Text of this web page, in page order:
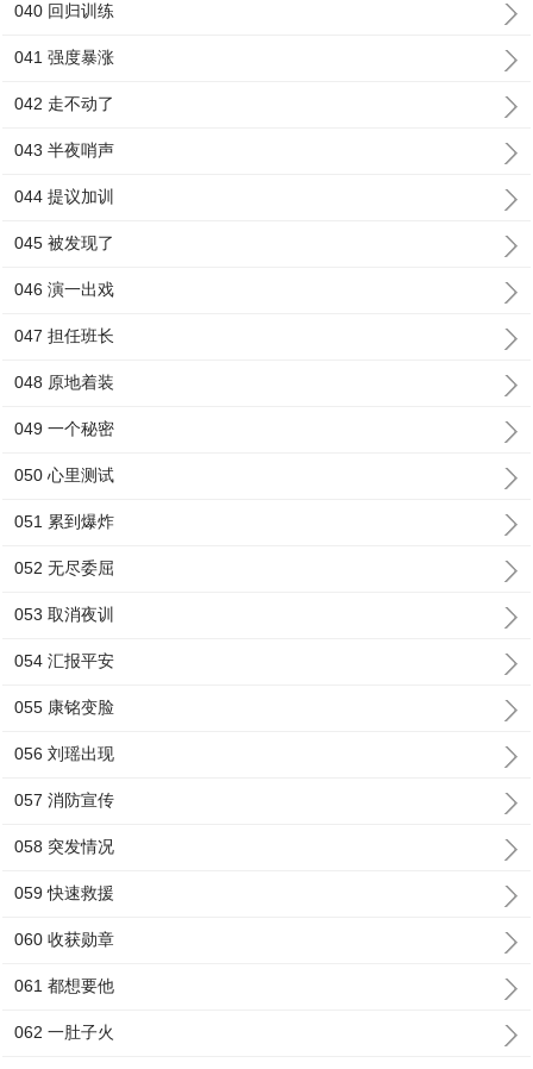
040 回归训练
041 强度暴涨
042 走不动了
043 半夜哨声
044 提议加训
045 被发现了
046 演一出戏
047 担任班长
048 原地着装
049 一个秘密
050 心里测试
051 累到爆炸
052 无尽委屈
053 取消夜训
054 汇报平安
055 康铭变脸
056 刘瑶出现
057 消防宣传
058 突发情况
059 快速救援
060 收获勋章
061 都想要他
062 一肚子火